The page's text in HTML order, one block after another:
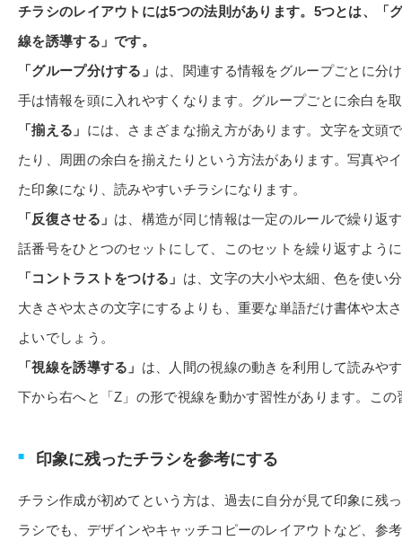
チラシのレイアウトには5つの法則があります。5つとは、「
線を誘導する」です。
「グループ分けする」 は、関連する情報をグループごとに分
手は情報を頭に入れやすくなります。グループごとに余白を
「揃える」 には、さまざまな揃え方があります。文字を文頭
たり、周囲の余白を揃えたりという方法があります。写真や
た印象になり、読みやすいチラシになります。
「反復させる」 は、構造が同じ情報は一定のルールで繰り返
話番号をひとつのセットにして、このセットを繰り返すよう
「コントラストをつける」 は、文字の大小や太細、色を使い
大きさや太さの文字にするよりも、重要な単語だけ書体や太
よいでしょう。
「視線を誘導する」 は、人間の視線の動きを利用して読みや
下から右へと「Z」の形で視線を動かす習性があります。こ
印象に残ったチラシを参考にする
チラシ作成が初めてという方は、過去に自分が見て印象に残
ラシでも、デザインやキャッチコピーのレイアウトなど、参